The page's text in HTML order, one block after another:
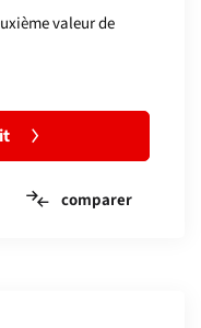
valeur de
comparer